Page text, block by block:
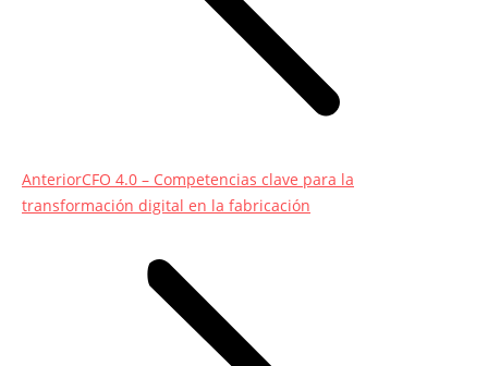
AnteriorEntrada
anterior:
CFO 4.0 – Competencias clave para la
transformación digital en la fabricación